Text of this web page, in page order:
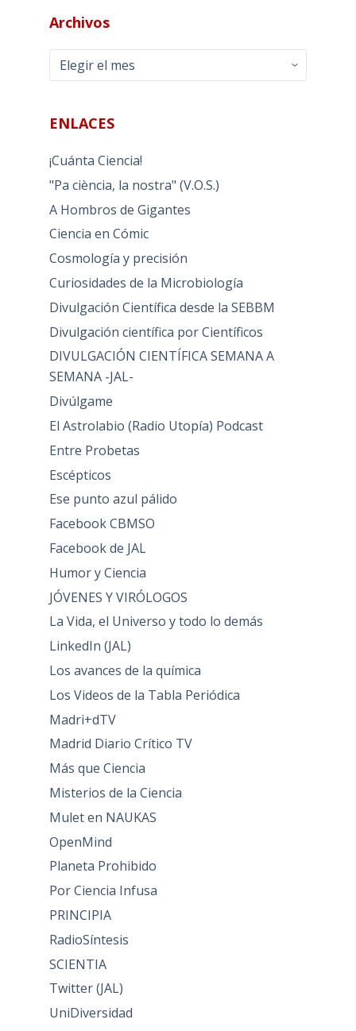
Archivos
Archivos
ENLACES
¡Cuánta Ciencia!
"Pa ciència, la nostra" (V.O.S.)
A Hombros de Gigantes
Ciencia en Cómic
Cosmología y precisión
Curiosidades de la Microbiología
Divulgación Científica desde la SEBBM
Divulgación científica por Científicos
DIVULGACIÓN CIENTÍFICA SEMANA A
SEMANA -JAL-
Divúlgame
El Astrolabio (Radio Utopía) Podcast
Entre Probetas
Escépticos
Ese punto azul pálido
Facebook CBMSO
Facebook de JAL
Humor y Ciencia
JÓVENES Y VIRÓLOGOS
La Vida, el Universo y todo lo demás
LinkedIn (JAL)
Los avances de la química
Los Videos de la Tabla Periódica
Madri+dTV
Madrid Diario Crítico TV
Más que Ciencia
Misterios de la Ciencia
Mulet en NAUKAS
OpenMind
Planeta Prohibido
Por Ciencia Infusa
PRINCIPIA
RadioSíntesis
SCIENTIA
Twitter (JAL)
UniDiversidad